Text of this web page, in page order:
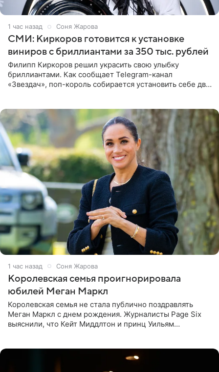
1 час назад Соня Жарова
СМИ: Киркоров готовится к установке
виниров с бриллиантами за 350 тыс. рублей
Филипп Киркоров решил украсить свою улыбку
бриллиантами. Как сообщает Telegram-канал
«Звездач», поп-король собирается установить себе два
1 час назад Соня Жарова
Королевская семья проигнорировала
юбилей Меган Маркл
Королевская семья не стала публично поздравлять
Меган Маркл с днем рождения. Журналисты Page Six
выяснили, что Кейт Миддлтон и принц Уильям